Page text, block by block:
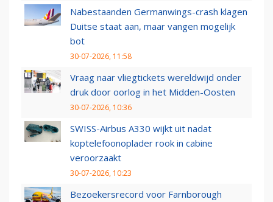
Nabestaanden Germanwings-crash klagen
Duitse staat aan, maar vangen mogelijk
bot
30-07-2026, 11:58
Vraag naar vliegtickets wereldwijd onder
druk door oorlog in het Midden-Oosten
30-07-2026, 10:36
SWISS-Airbus A330 wijkt uit nadat
koptelefoonoplader rook in cabine
veroorzaakt
30-07-2026, 10:23
Bezoekersrecord voor Farnborough